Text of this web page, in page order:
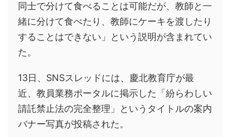
同士で分けて食べることは可能だが、教師と一
緒に分けて食べたり、教師にケーキを渡したり
することはできない」という説明が含まれてい
た。
13日、SNSスレッドには、慶北教育庁が最
近、教員業務ポータルに掲示した「紛らわしい
請託禁止法の完全整理」というタイトルの案内
バナー写真が投稿された。